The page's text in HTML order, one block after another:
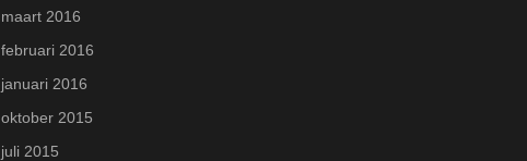
maart 2016
februari 2016
januari 2016
oktober 2015
juli 2015